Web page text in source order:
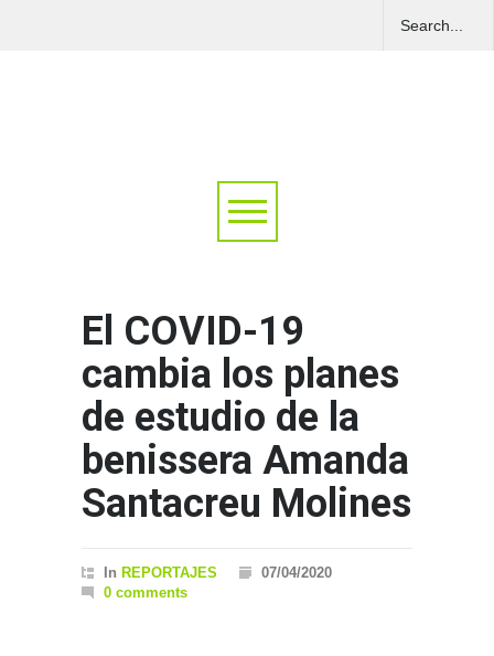
El COVID-19
cambia los planes
de estudio de la
benissera Amanda
Santacreu Molines
In REPORTAJES
07/04/2020
0 comments